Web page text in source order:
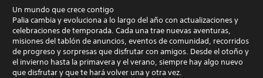
Un mundo que crece contigo
Palia cambia y evoluciona a lo largo del año con actualizaciones y
celebraciones de temporada. Cada una trae nuevas aventuras,
misiones del tablón de anuncios, eventos de comunidad, recorridos
de progreso y sorpresas que disfrutar con amigos. Desde el otoño y
el invierno hasta la primavera y el verano, siempre hay algo nuevo
que disfrutar y que te hará volver una y otra vez.